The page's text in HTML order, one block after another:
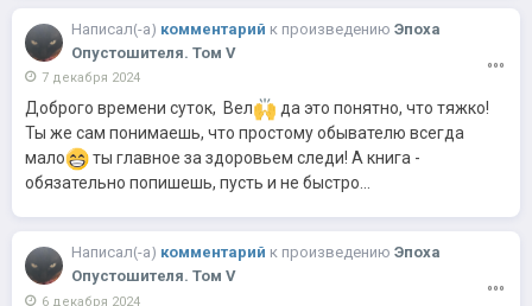
Написал(-a) комментарий к произведению Эпоха
Опустошителя. Том V
7 декабря 2024
Доброго времени суток, Вел
да это понятно, что тяжко!
Ты же сам понимаешь, что простому обывателю всегда
мало
ты главное за здоровьем следи! А книга -
обязательно попишешь, пусть и не быстро...
Написал(-a) комментарий к произведению Эпоха
Опустошителя. Том V
6 декабря 2024